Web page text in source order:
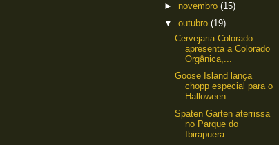
► novembro (15)
▼ outubro (19)
Cervejaria Colorado
apresenta a Colorado
Orgânica,...
Goose Island lança
chopp especial para o
Halloween...
Spaten Garten aterrissa
no Parque do
Ibirapuera